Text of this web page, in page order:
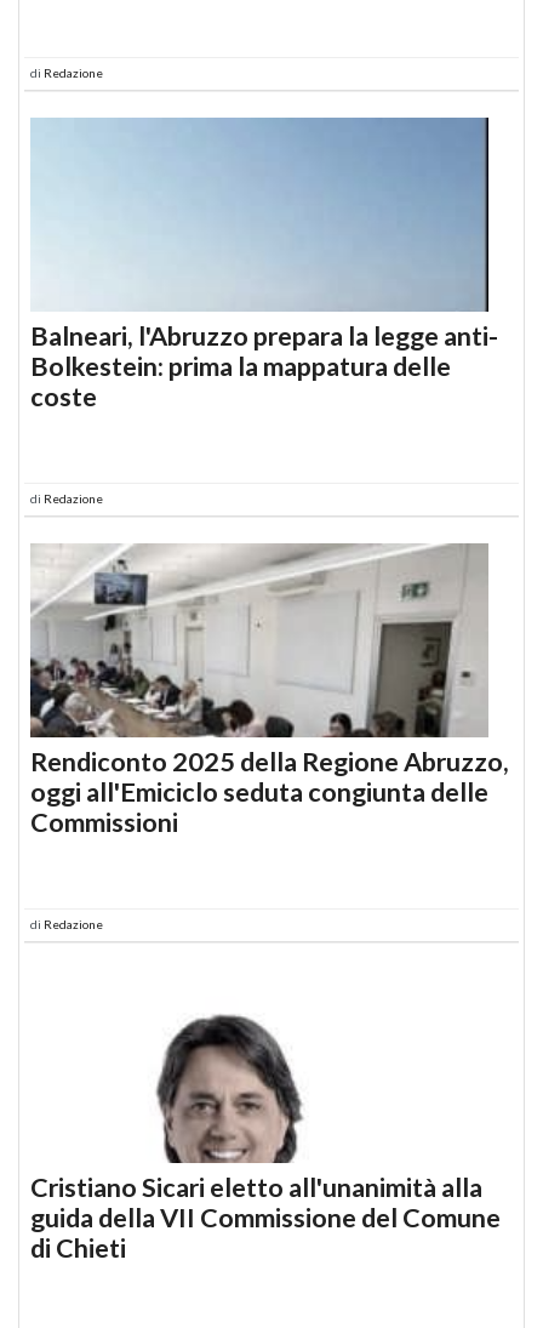
di Redazione
Balneari, l'Abruzzo prepara la legge anti-
Bolkestein: prima la mappatura delle
coste
di Redazione
Rendiconto 2025 della Regione Abruzzo,
oggi all'Emiciclo seduta congiunta delle
Commissioni
di Redazione
Cristiano Sicari eletto all'unanimità alla
guida della VII Commissione del Comune
di Chieti